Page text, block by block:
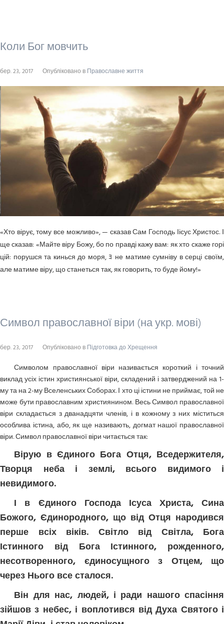
Коли Бог мовчить
бер. 23, 2017 Опубліковано в Православне життя
«Хто вірує, тому все можливо», — сказав Сам Господь Іісус Христос. І
ще сказав: «Майте віру Божу, бо по правді кажу вам: як хто скаже горі
цій: порушся та кинься до моря, ﾖ не матиме сумніву в серці своїм,
але матиме віру, що станеться так, як говорить, то буде йому!»
Символ православної віри (на укр. мові)
бер. 23, 2017 Опубліковано в Підготовка до Хрещення
Символом православної віри називається короткий і точний
виклад усіх істин християнської віри, складений і затверджений на 1-
му та на 2-му Вселенських Соборах. І хто ці істини не приймає, той не
може бути православним християнином. Весь Символ православної
віри складається з дванадцяти членів, і в кожному з них міститься
особлива істина, або, як ще називають, догмат нашої православної
віри. Символ православної віри читається так:
Вірую в Єдиного Бога Отця, Вседержителя,
Творця неба і землі, всього видимого і
невидимого.
І в Єдиного Господа Ісуса Христа, Сина
Божого, Єдинородного, що від Отця народився
перше всіх віків. Світло від Світла, Бога
Істинного від Бога Істинного, рожденного,
несотворенного, єдиносущного з Отцем, що
через Нього все сталося.
Він для нас, людей, і ради нашого спасіння
зійшов з небес, і воплотився від Духа Святого і